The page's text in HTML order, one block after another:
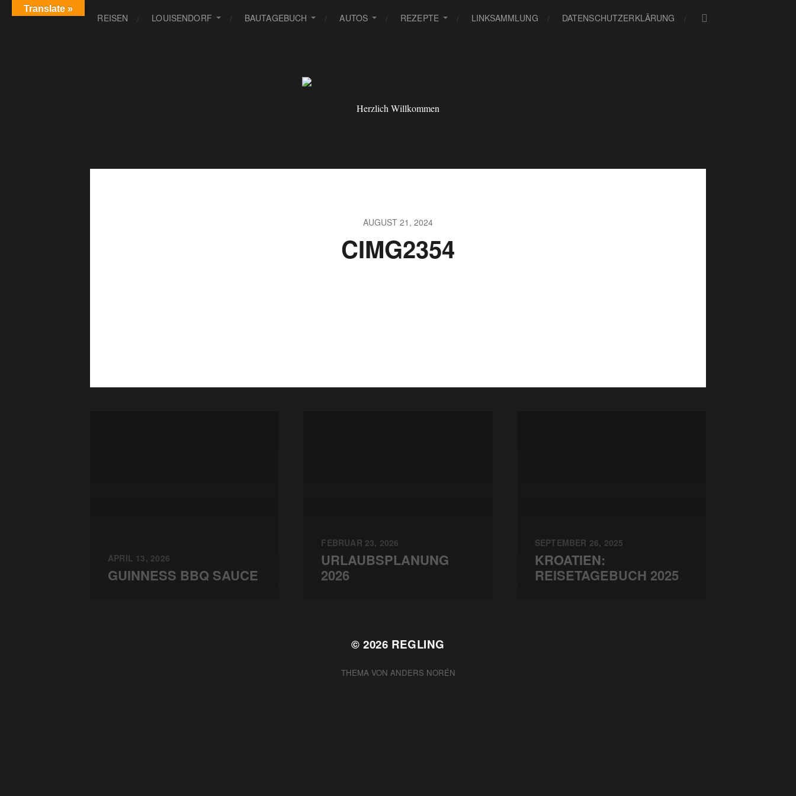
REISEN LOUISENDORF BAUTAGEBUCH AUTOS REZEPTE LINKSAMMLUNG DATENSCHUTZERKLÄRUNG
Herzlich Willkommen
AUGUST 21, 2024
CIMG2354
APRIL 13, 2026
GUINNESS BBQ SAUCE
FEBRUAR 23, 2026
URLAUBSPLANUNG
2026
SEPTEMBER 26, 2025
KROATIEN:
REISETAGEBUCH 2025
© 2026 REGLING
THEMA VON ANDERS NORÉN
Translate »